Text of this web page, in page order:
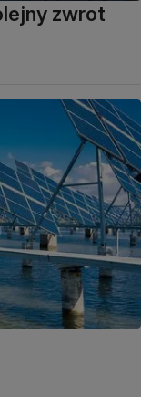
zwrot